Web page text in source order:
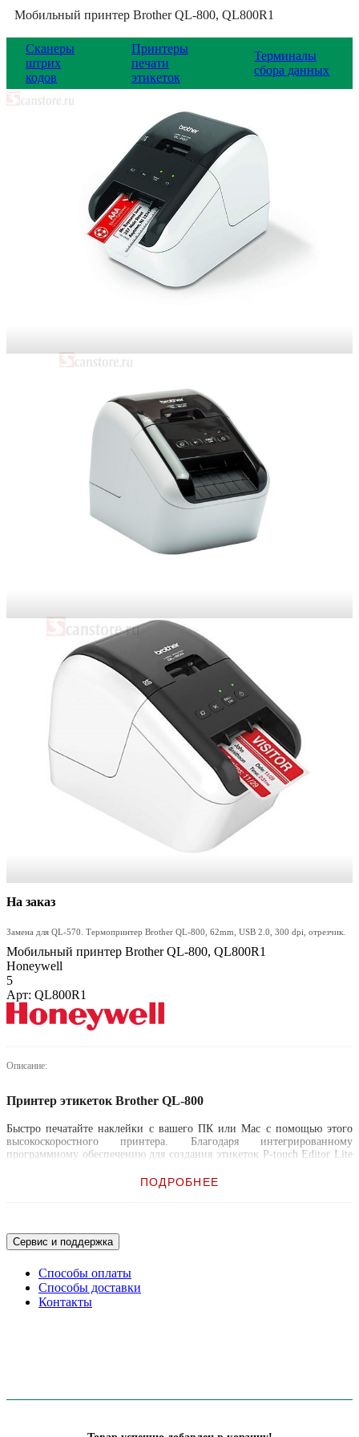
Мобильный принтер Brother QL-800, QL800R1
Сканеры
штрих
кодов
Принтеры
печати
этикеток
Терминалы
сбора данных
На заказ
Замена для QL-570. Термопринтер Brother QL-800, 62mm, USB 2.0, 300 dpi, отрезчик.
Мобильный принтер Brother QL-800, QL800R1
Honeywell
5
Арт: QL800R1
Описание:
Принтер этикеток Brother QL-800
Быстро печатайте наклейки с вашего ПК или Mac с помощью этого
высокоскоростного принтера. Благодаря интегрированному
программному обеспечению для создания этикеток P-touch Editor Lite
щелкните значок, чтобы запустить программное обеспечение, а также
расширенные функции.
необходимости использования чернил или тонера - идеально для
выделения важной информации на наклейке.
Встроенный резак позволяет использовать наклейки нестандартного
ПОДРОБНЕЕ
Сервис и поддержка
Способы оплаты
Способы доставки
Контакты